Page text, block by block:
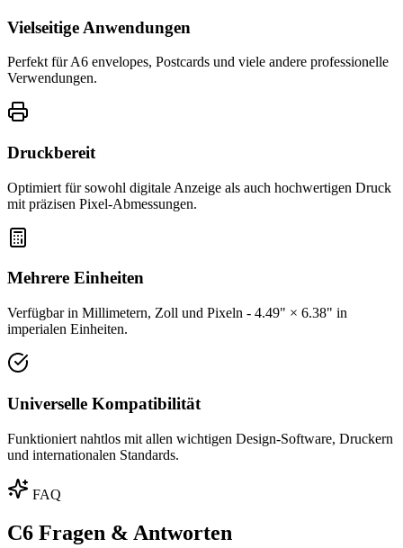
Vielseitige Anwendungen
Perfekt für A6 envelopes, Postcards und viele andere professionelle
Verwendungen.
Druckbereit
Optimiert für sowohl digitale Anzeige als auch hochwertigen Druck
mit präzisen Pixel-Abmessungen.
Mehrere Einheiten
Verfügbar in Millimetern, Zoll und Pixeln - 4.49" × 6.38" in
imperialen Einheiten.
Universelle Kompatibilität
Funktioniert nahtlos mit allen wichtigen Design-Software, Druckern
und internationalen Standards.
FAQ
C6 Fragen & Antworten